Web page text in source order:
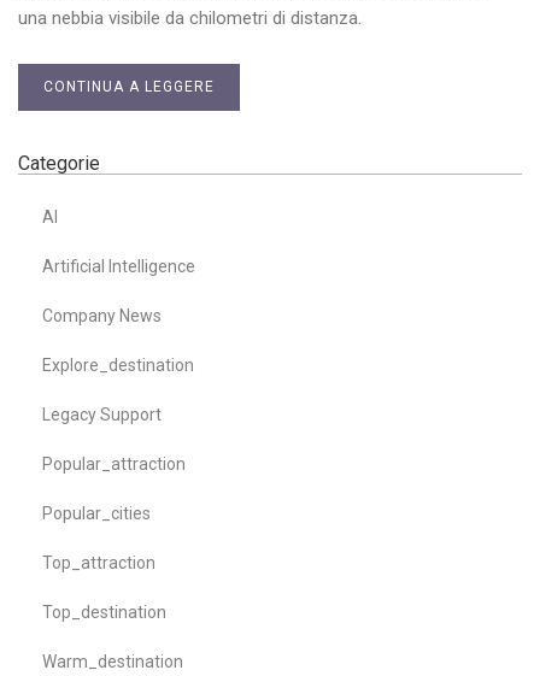
una nebbia visibile da chilometri di distanza.
CONTINUA A LEGGERE
Categorie
AI
Artificial Intelligence
Company News
Explore_destination
Legacy Support
Popular_attraction
Popular_cities
Top_attraction
Top_destination
Warm_destination